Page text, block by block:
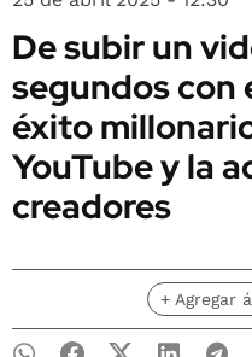
De subir un
segundos con
éxito
YouTube y la
creadores
+ Agregar